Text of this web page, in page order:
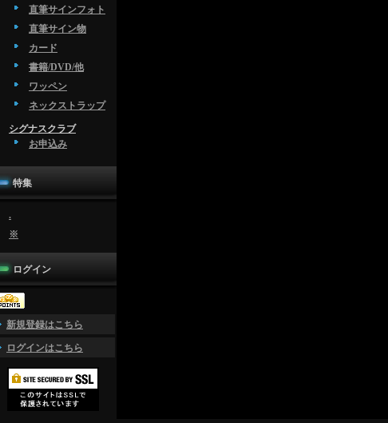
直筆サインフォト
直筆サイン物
カード
書籍/DVD/他
ワッペン
ネックストラップ
シグナスクラブ
お申込み
特集
.
※
ログイン
新規登録はこちら
ログインはこちら